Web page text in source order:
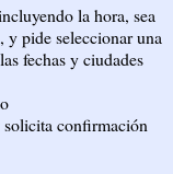
la hora, sea
y pide seleccionar una
fechas y ciudades
solicita confirmación